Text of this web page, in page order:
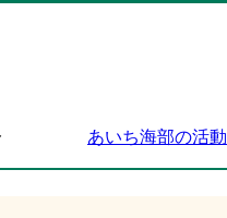
あいち海部の活動